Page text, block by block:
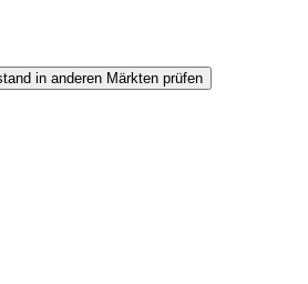
in anderen Märkten prüfen